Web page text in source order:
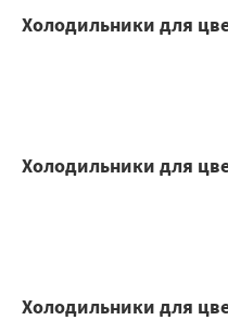
Холодильники для
Холодильники для
Холодильники для